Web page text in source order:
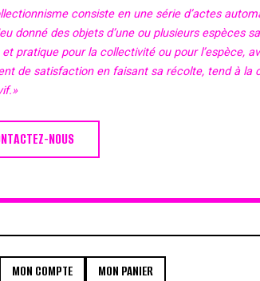
consiste en une série d’actes
donné des objets d’une ou plusieurs espèces
et pratique pour la collectivité ou pour l’espèce,
de satisfaction en faisant sa récolte, tend à
NOUS
MON COMPTE MON PANIER